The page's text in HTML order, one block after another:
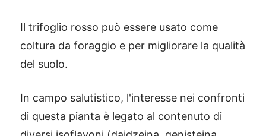
Il trifoglio rosso può essere usato come
coltura da foraggio e per migliorare la qualità
del suolo.
In campo salutistico, l'interesse nei confronti
di questa pianta è legato al contenuto di